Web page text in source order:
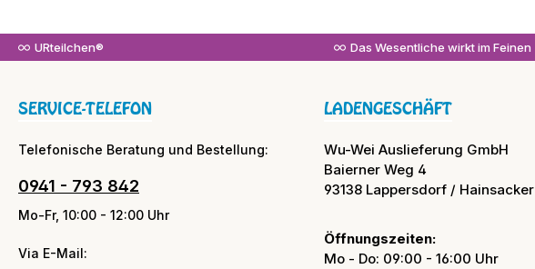
URteilchen® Das Wesentliche wirkt im Feinen
SERVICE-TELEFON
Telefonische Beratung und Bestellung:
0941 - 793 842
Mo-Fr, 10:00 - 12:00 Uhr
Via E-Mail:
LADENGESCHÄFT
Wu-Wei Auslieferung GmbH
Baierner Weg 4
93138 Lappersdorf / Hainsacker
Öffnungszeiten:
Mo - Do: 09:00 - 16:00 Uhr